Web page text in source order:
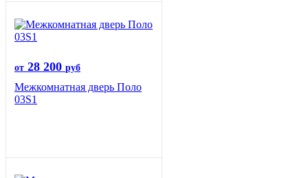
от 28 200 руб
Межкомнатная дверь Поло
03S1